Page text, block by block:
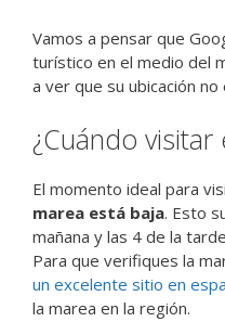
Vamos a pensar que
turístico en el medio del
a ver que su ubicación
¿Cuándo visitar
El momento ideal para
marea está baja. Esto
mañana y las 4 de la
Para que verifiques la
un excelente sitio en
la marea en la región.